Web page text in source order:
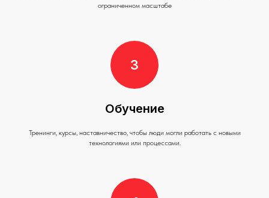
ограниченном масштабе
Обучение
Тренинги, курсы, наставничество, чтобы люди могли работать с новыми
технологиями или процессами.